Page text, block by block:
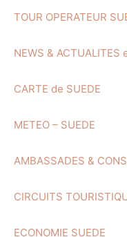
TOUR OPERATEUR
NEWS & ACTUALITES
CARTE de SUEDE
METEO – SUEDE
AMBASSADES &
CIRCUITS
ECONOMIE SUEDE